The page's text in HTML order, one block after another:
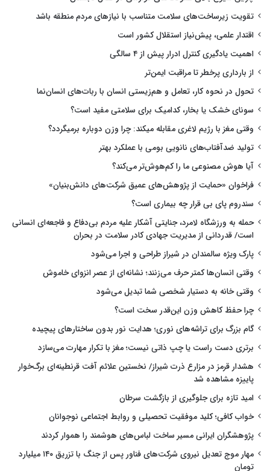
تقویت زیرساخت‌های سلامت متناسب با نیازهای مردم منطقه باشد
اقتدار علمی، پیش‌نیاز استقلال کشور است
اهمیت یادگیری کنترل ادرار پیش از ۴ سالگی
از بارداری پرخطر تا مراقبت ایمن‌تر
تحول در نحوه کار، تعامل و هم‌زیستی انسان با ربات‌های انسان‌نما
سونای خشک یا بخار، کدامیک برای سلامتی مفید است؟
وقتی مغز با رژیم لاغری مقابله میکند: چرا وزن دوباره برمیگردد؟
تولید ضدآفتاب‌های نانویی بومی با عملکرد بهتر
آیا هوش مصنوعی ما را کم‌هوش‌تر می‌کند؟
فراخوان «حمایت از پژوهش‌های عمیق شرکت‌های دانش‌بنیان»
سندروم پای بی قرار چه بیماری است؟
حمله به ورزشگاه لامرد، جنایتی آشکار علیه مردم بی‌دفاع و فاجعه‌ای انسانی
است/ قدردانی از مدیریت جهادی کادر سلامت در بحران
پارک ویژه سالمندان در شیراز طراحی و اجرا می‌شود
وقتی انسان‌ها کمتر حرف می‌زنند؛ نشانه‌ای از عصر انزوای خاموش
وقتی خانه به دستیار شخصی شما تبدیل می‌شود
چرا حفظ کاهش وزن این‌قدر سخت است؟
گام بزرگ برای تراشه‌های نوری؛ هدایت نور بدون ساختارهای پیچیده
برتری دست راست یا چپ ذاتی نیست؛ مغز با تکرار مهارت می‌سازد
هشدار قرمز در مزارع ذرت شیراز/ نخستین علائم آفت قرنطینه‌ای برگ‌خوار
پاییزه مشاهده شد
امید تازه برای جلوگیری از بازگشت سرطان
خواب کافی؛ کلید موفقیت تحصیلی و روابط اجتماعی نوجوانان
پژوهشگران ایرانی مسیر ساخت لباس‌های هوشمند را هموار کردند
مهار موج تعدیل نیروی شرکت‌های فناور پس از جنگ با تزریق ۱۴۰ میلیارد
تومان